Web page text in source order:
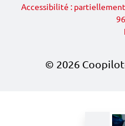
Accessibilité :
© 2026